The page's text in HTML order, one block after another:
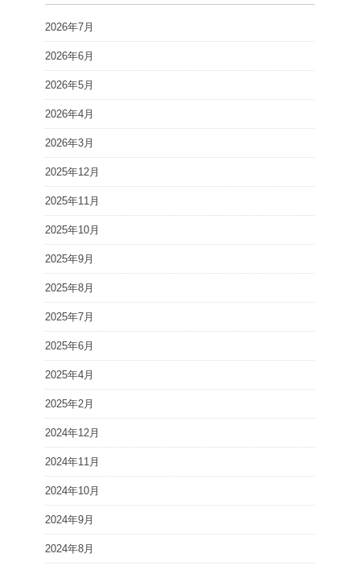
2026年7月
2026年6月
2026年5月
2026年4月
2026年3月
2025年12月
2025年11月
2025年10月
2025年9月
2025年8月
2025年7月
2025年6月
2025年4月
2025年2月
2024年12月
2024年11月
2024年10月
2024年9月
2024年8月